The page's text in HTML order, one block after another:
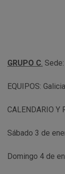
GRUPO C. Sede:
EQUIPOS:
CALENDARIO Y
Sábado 3 de
Domingo 4 de